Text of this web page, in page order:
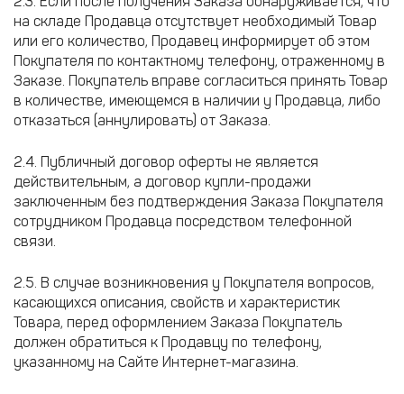
на складе Продавца отсутствует необходимый Товар
или его количество, Продавец информирует об этом
Покупателя по контактному телефону, отраженному в
Заказе. Покупатель вправе согласиться принять Товар
в количестве, имеющемся в наличии у Продавца, либо
отказаться (аннулировать) от Заказа.
2.4. Публичный договор оферты не является
действительным, а договор купли-продажи
заключенным без подтверждения Заказа Покупателя
сотрудником Продавца посредством телефонной
связи.
2.5. В случае возникновения у Покупателя вопросов,
касающихся описания, свойств и характеристик
Товара, перед оформлением Заказа Покупатель
должен обратиться к Продавцу по телефону,
указанному на Сайте Интернет-магазина.